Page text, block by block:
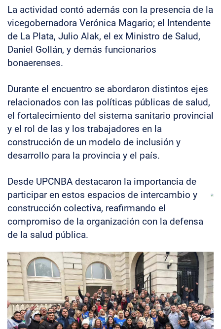
La actividad contó además con la presencia de la
vicegobernadora Verónica Magario; el Intendente
de La Plata, Julio Alak, el ex Ministro de Salud,
Daniel Gollán, y demás funcionarios
bonaerenses.
Durante el encuentro se abordaron distintos ejes
relacionados con las políticas públicas de salud,
el fortalecimiento del sistema sanitario provincial
y el rol de las y los trabajadores en la
construcción de un modelo de inclusión y
desarrollo para la provincia y el país.
Desde UPCNBA destacaron la importancia de
participar en estos espacios de intercambio y
construcción colectiva, reafirmando el
compromiso de la organización con la defensa
de la salud pública.